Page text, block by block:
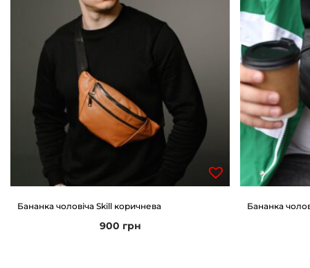
Бананка чоловіча Skill коричнева
900 грн
Бананка